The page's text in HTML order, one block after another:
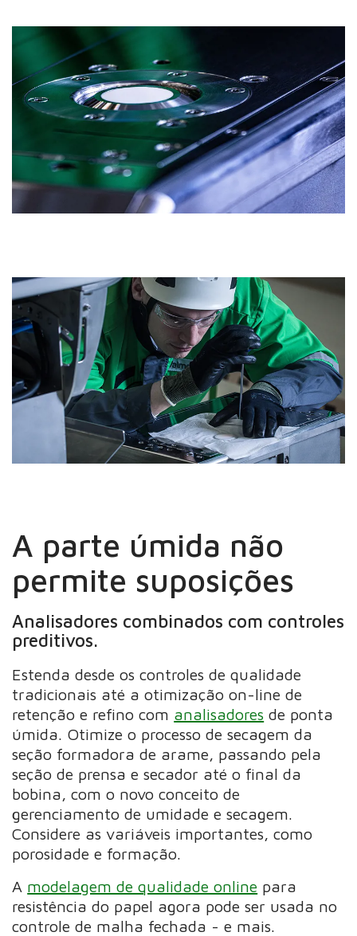
A parte úmida não
permite suposições
Analisadores combinados com controles
preditivos.
Estenda desde os controles de qualidade
tradicionais até a otimização on-line de
retenção e refino com analisadores de ponta
úmida. Otimize o processo de secagem da
seção formadora de arame, passando pela
seção de prensa e secador até o final da
bobina, com o novo conceito de
gerenciamento de umidade e secagem.
Considere as variáveis ​​importantes, como
porosidade e formação.
A modelagem de qualidade online para
resistência do papel agora pode ser usada no
controle de malha fechada - e mais.